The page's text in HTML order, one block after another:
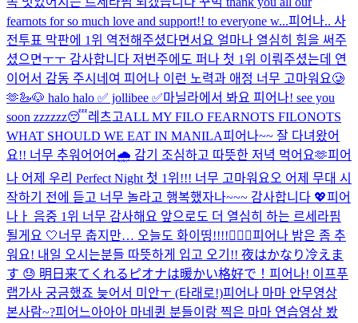
fearnots for so much love and support!! to everyone w...피어나.. 사
전투표 막판에 1위 역전해주셨다면서요 얼마나 열심히 힘을 써주
셨으면ㅜㅜ 감사합니다 저번주에도 퍼나 첫 1위 이뤄주셨는데 연
이어서 감동 주시네여 피어나 이런 노력과 애정 너무 고마워요🥲
🫶🦢🐶 halo halo ✅ jollibee ✅마닐라에서 봐요 피어나! see you
soon zzzzzz😴레츠고ALL MY FILO FEARNOTS FILONOTS
WHAT SHOULD WE EAT IN MANILA피어나~~ 잘 다녀왔어
요!! 너무 추워어어어🌧️ 감기 조심하고 따뜻한 저녁 먹어요🫶피어
나 어제 우리 Perfect Night 첫 1위!!! 너무 고마워요오 어제 무대 시
작하기 전에 듣고 너무 놀라고 행복했자나~~~ 감사합니다 💖​피어
나ㅏ 음중 1위 너무 감사해요 앞으로도 더 열심히 하는 르세라핌
될게요 🤍너무 춥지만… 오늘도 화이띵!!!!❤️‍🔥💪피어나 밤은 좀 추
워요! 내일 오시는분들 따뜻하게 입고 오기!! 夜はかなり冷えま
す 😓 明日来てくれるピオナは暖かい格好で！ 피어나! 이프푸
랩가사 궁금했죠 늦어서 미안ㅜ (타래로!)피어나 마마 안무영상
본사람~?피어느아아아 마네퀸 분들이랑 찍은 마마 연습영상 봤